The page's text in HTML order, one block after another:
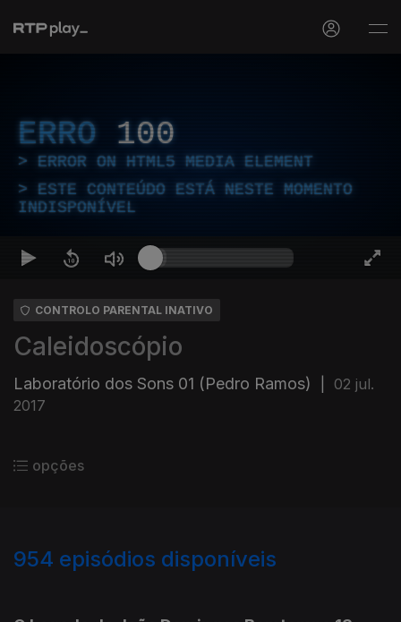
ERRO 100
ERROR ON HTML5 MEDIA ELEMENT
ESTE CONTEÚDO ESTÁ NESTE MOMENTO
INDISPONÍVEL
CONTROLO PARENTAL INATIVO
Caleidoscópio
Laboratório dos Sons 01 (Pedro Ramos)
02 jul.
2017
opções
954 episódios disponíveis